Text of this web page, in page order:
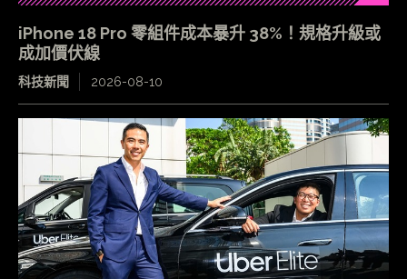
iPhone 18 Pro 零組件成本暴升 38%！規格升級或
成加價伏線
科技新聞 2026-08-10